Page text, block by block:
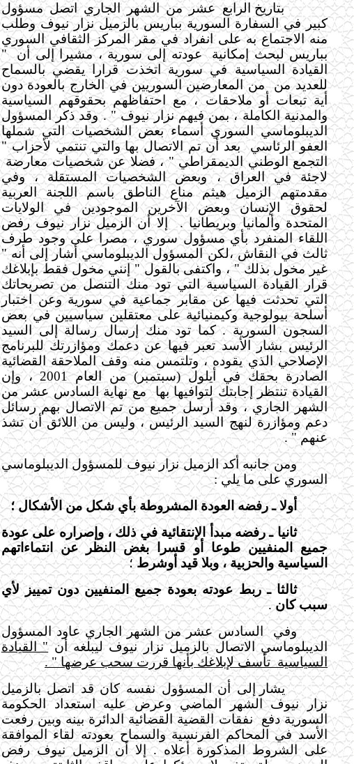
بتاريخ الرابع عشر من الشهر الجاري اتصل مسؤول
كبير في السفارة السورية بباريس بالزميل نزار نيوف وطلب
منه الاجتماع به على انفراد في مقر المركز الثقافي السوري
بباريس لبحث إمكانية
عودته إلى سورية ، مشيرا إلى أن
"
القيادة السياسية في سورية اتخذت قرارا يقضي بالسماح
للعديد من
من المعارضين السوريين في الخارج بالعودة دون
أية تبعات أو ملاحقات ، مع احتفاظهم بحقوقهم السياسية
والمدنية الكاملة ، بمن فيهم نزار نيوف " . وقد ذكر المسؤول
الديبلوماسي السوري أسماء بعض الشخصيات التي شملها
العفو الرئاسي
بعد أن تم الاتصال بها والتي تنتمي لأحزاب "
التجمع الوطني الديمقراطي " ، فضلا عن شخصيات معارضة
لاجئة في العراق ، وبعض الشخصيات المستقلة ، وفي
مقدمتهم الزميل هيثم مناع الناطق باسم اللجنة العربية
لحقوق الإنسان وبعض الآخرين الموجودين في الولايات
المتحدة وألمانيا وبريطانيا .
إلا أن الزميل نزار نيوف رفض
اللقاء المنفرد بأي مسؤول سوري ، مصرا على وجود طرف
ثالث في النقاش ،لكن المسؤول الديبلوماسي أشار إلى أنه "
غير مخول بذلك " ، واكتفى بالقول " إنني مخول فقط بإبلاغك
قرار القيادة السياسية التي تود منك التنصل من تصريحاتك
التي تحدثت فيها عن مقابر جماعية في سورية وعن اختبار
أسلحة بيولوجية وكيمنيائية على معتقلين سياسيين في بعض
السجون السورية . كما تود منك إرسال رسالة إلى السيد
الرئيس بشار الأسد تعبر فيها عن دعمك ومؤازرتك للبرنامج
الإصلاحي الذي يقوده ، وتلتمس منه وقف الملاحقة القضائية
الصادرة بحقك في أيلول (سبتمبر) من العام 2001 ، وإن
القيادة تنتظر إجابتك لتوافيها بها
مع نهاية السادس عشر من
الشهر الجاري ، وقد أرسل جميع من تم الاتصال بهم رسائل
دعم ومؤازرة لنهج السيد الرئيس ، وليس من اللائق أن تشذ
عنهم " .
ومن جانبه أكد الزميل نزار نيوف للمسؤول الديبلوماسي
السوري على ما يلي :
أولا ـ رفضه العودة المشروطة بأي شكل من الأشكال ؛
ثانيا ـ رفضه مبدأ الإنتقائية في ذلك ، وإصراره على عودة
جميع المنفيين طوعا أو قسرا بغض النظر عن انتماءاتهم
السياسية والحزبية ، وبلا قيد أوشرط؛
ثالثا ـ ربط عودته بعودة جميع المنفيين دون تمييز لأي
سبب كان .
وفي
السادس عشر من الشهر الجاري عاود المسؤول
الديبلوماسي الاتصال بالزميل نزار نيوف ليبلغه أن" القيادة
السياسية تأسف لإبلاغك بأنها قررت سحب عرضها " .
يشار إلى أن المسؤول نفسه كان قد اتصل بالزميل
نزار نيوف الشهر الماضي وعرض عليه استعداد الحكومة
السورية دفع
نفقات القضية القضائية الدائرة بينه وبين رفعت
الأسد في المحاكم الفرنسية والسماح بعودته لقاء الموافقة
على الشروط المذكورة أعلاه . إلا أن الزميل نيوف رفض